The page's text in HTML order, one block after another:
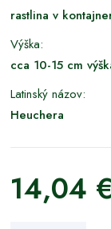
rastlina v
Výška:
cca 10-15 cm
Latinský názov:
Heuchera
14,04 €